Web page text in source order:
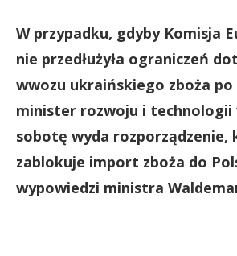
W przypadku, gdyby Komisja
nie przedłużyła ograniczeń
wwozu ukraińskiego zboża po
minister rozwoju i technologii
sobotę wyda rozporządzenie,
zablokuje import zboża do
wypowiedzi ministra